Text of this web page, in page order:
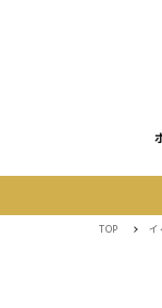
TOP イ